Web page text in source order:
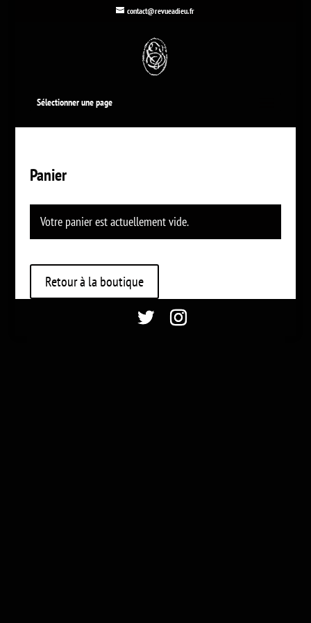
contact@revueadieu.fr
Sélectionner une page
Panier
Votre panier est actuellement vide.
Retour à la boutique